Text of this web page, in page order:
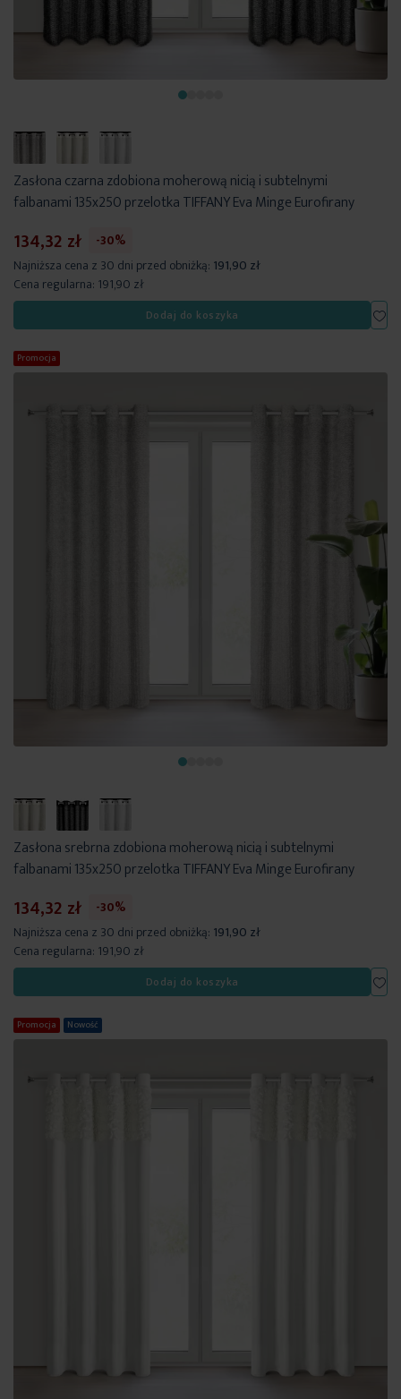
Zasłona czarna zdobiona moherową nicią i subtelnymi
falbanami 135x250 przelotka TIFFANY Eva Minge Eurofirany
134,32 zł
-30%
Najniższa cena z 30 dni przed obniżką: 191,90 zł
Cena regularna: 191,90 zł
Dodaj do koszyka
Promocja
Zasłona srebrna zdobiona moherową nicią i subtelnymi
falbanami 135x250 przelotka TIFFANY Eva Minge Eurofirany
134,32 zł
-30%
Najniższa cena z 30 dni przed obniżką: 191,90 zł
Cena regularna: 191,90 zł
Dodaj do koszyka
Promocja Nowość